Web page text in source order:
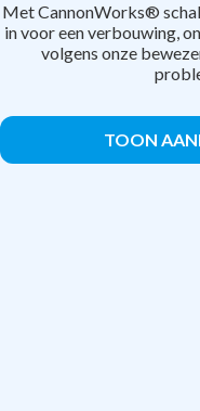
Met CannonWorks®
in voor een verbouwing,
volgens onze
TOON